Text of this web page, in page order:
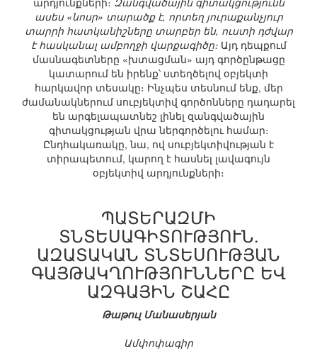
ասես «նոսր» տարածք է, որտեղ յուրաքանչյուր
տարրի հատկանիշները տարբեր են, ուստի դժվար
է հասկանալ ամբողջի վարքագիծը։Այդ դեպքում
մասնագետները «խտացման» այդ գործընթացը
կատարում են իրենք՝ ստեղծելով օբյեկտի
հարկավոր տեսակը։ Ինչպես տեսնում ենք, մեր
ժամանակներում սուբյեկտիվ գործոնները դադարել
են արգելապատնեշ լինել զանգվածային
գիտակցության վրա ներգործելու համար։
Ընդհակառակը, նա, ով սուբյեկտիվության է
տիրապետում, կարող է հասնել լավագույն
օբյեկտիվ արդյունքների։
ՊԱՏԵՐԱԶՄԻ
ՏՆՏԵՍԱԳԻՏՈՒԹՅՈՒՆ.
ԱԶԱՏԱԿԱՆ ՏՆՏԵՍՈՒԹՅԱՆ
ԳԱՅԹԱԿՂՈՒԹՅՈՒՆՆԵՐԸ ԵՎ
ԱԶԳԱՅԻՆ ՇԱՀԸ
Թաթուլ Մանասերյան
Ամփոփագիր